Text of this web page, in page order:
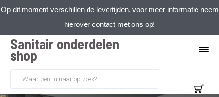
Op dit moment verschillen de levertijden, voor meer informatie neem
hierover contact met ons op!
Sanitair onderdelen
shop